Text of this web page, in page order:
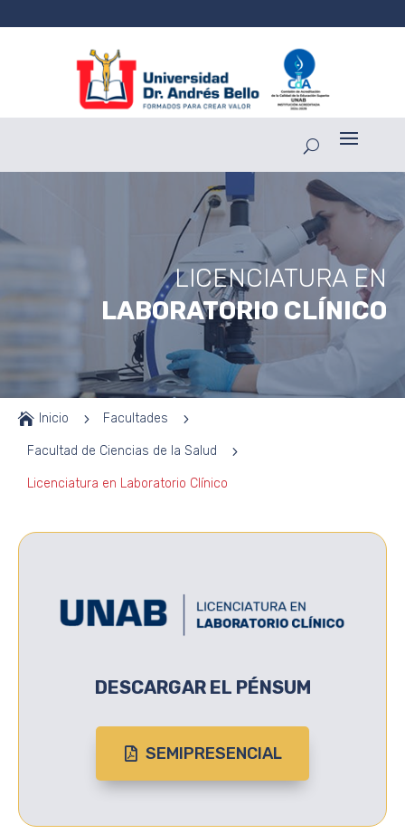
LICENCIATURA EN
LABORATORIO CLÍNICO
 Inicio 5 Facultades 5
Facultad de Ciencias de la Salud 5
Licenciatura en Laboratorio Clínico
DESCARGAR EL PÉNSUM
SEMIPRESENCIAL